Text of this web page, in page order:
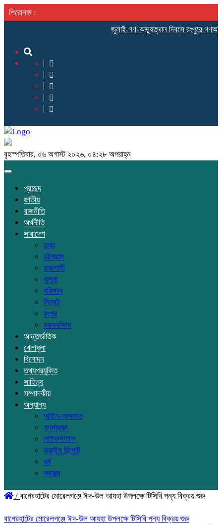
শিরোনাম :
‎জুলাই গণ-অভ্যুত্থান দিবসে রংপুরে
বৃহস্পতিবার, ০৬ অগাস্ট ২০২৬, ০৪:২৮ অপরাহ্ন
Toggle
প্রচ্ছদ
জাতীয়
রাজনীতি
অর্থনীতি
সারাদেশ
ঢাকা
চট্টগ্রাম
রাজশাহী
খুলনা
বরিশাল
সিলেট
রংপুর
ময়মনসিংহ
আন্তর্জাতিক
খেলাধুলা
বিনোদন
তথ্যপ্রযুক্তি
সাহিত্য
সম্পাদকীয়
অন্যান্য
আইন-আদালত
গণমাধ্যম
লাইফস্টাইল
ক্রাইম রিপোর্ট
ধর্ম
স্বাস্থ্য
/ বাগেরহাটের মোরেলগঞ্জে ঈদ-উল আযহা উপলক্ষে টিসিবি পন্য বিক্রয় শুরু
বাগেরহাটের মোরেলগঞ্জে ঈদ-উল আযহা উপলক্ষে টিসিবি পন্য বিক্রয় শুরু